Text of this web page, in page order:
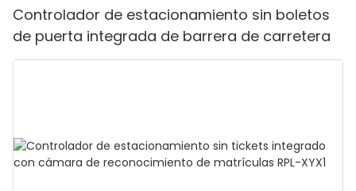
Controlador de estacionamiento sin boletos
de puerta integrada de barrera de carretera